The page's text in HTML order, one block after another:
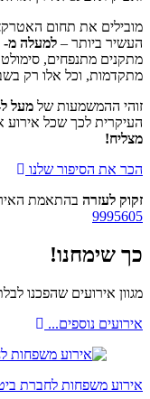
את תחום
ביותר –למעלה מ- 130 אטרקציות לאירועים
מתנפחים,
וכל אלו רק
ההמשמעות של מעל ל- 30 שנות ניסיון
לכך שכל אירוע
את הסיפור שלנו
לעזרהבהתאמת האירוע
שימחנו!
אירועים שהפכנו לבלתי
נוספים...
משפחות לחברת ביטוח